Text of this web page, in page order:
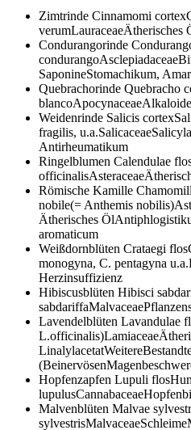
Zimtrinde Cinnamomi
Condurangorinde
SaponineStomachikum,
Quebrachorinde Quebracho
Weidenrinde Salicis
fragilis,
Antirheumatikum
Ringelblumen Calendulae
Römische Kamille
nobile(= Anthemis
Ätherisches
aromaticum
Weißdornblüten Crataegi
monogyna, C. pentagyna
Herzinsuffizienz
Hibiscusblüten Hibisci
Lavendelblüten Lavandulae
Hopfenzapfen Lupuli
Malvenblüten Malvae